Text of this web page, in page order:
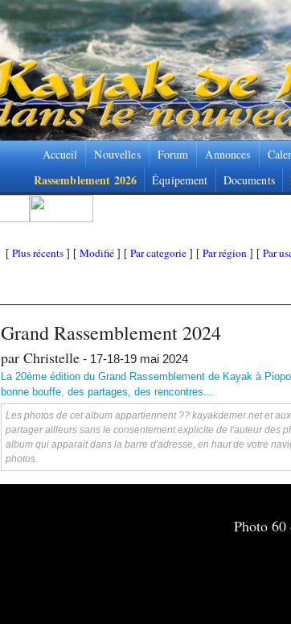
Accueil Nouvelles Forum Annonces
Rassemblement 2026 Équipement Documents
[ Plus récents ] [ Modifié ] [ Par categorie ] [ Par région ] [ Par
Grand Rassemblement 2024
par Christelle - 17-18-19 mai 2024
La 20ème édition du Grand Rassemblement de Kayak à
bonne bouffe, des partages, des rencontres...
Les photos de cet album appartiennent ?? kayakdemer.net et
partager ailleurs sans le consentement explicite de l'auteur des
album qui apparait dans la barre d'adresse, en haut de votre
photos.
Photo 60